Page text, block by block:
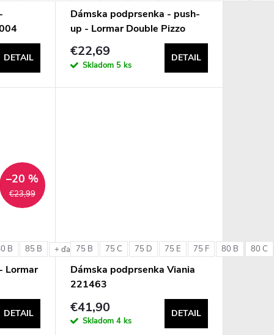
DETAIL
Dámska podprsenka - push-
up - Lormar Double Pizzo
€22,69
Skladom 5 ks
DETAIL
€23,99
–20 %
B 85 B + ďalšie
Lormar
DETAIL
75 B 75 C 75 D 75 E 75 F 80 B 80 C
Dámska podprsenka Viania
221463
€41,90
Skladom 4 ks
DETAIL